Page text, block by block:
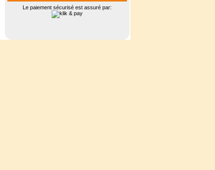
Le paiement sécurisé est assuré par: